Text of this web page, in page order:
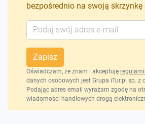
bezpośrednio na swoją skrzynkę
Zapisz
Oświadczam, że znam i akceptuję
danych osobowych jest Grupa iTur.pl sp. z
Podając adres email wyrażam zgodę na
wiadomości handlowych drogą